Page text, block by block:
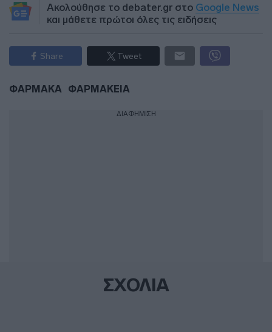
Ακολούθησε το debater.gr στο Google News
και μάθετε πρώτοι όλες τις ειδήσεις
Share Tweet
ΦΑΡΜΑΚΑ ΦΑΡΜΑΚΕΙΑ
ΔΙΑΦΗΜΙΣΗ
ΣΧΟΛΙΑ